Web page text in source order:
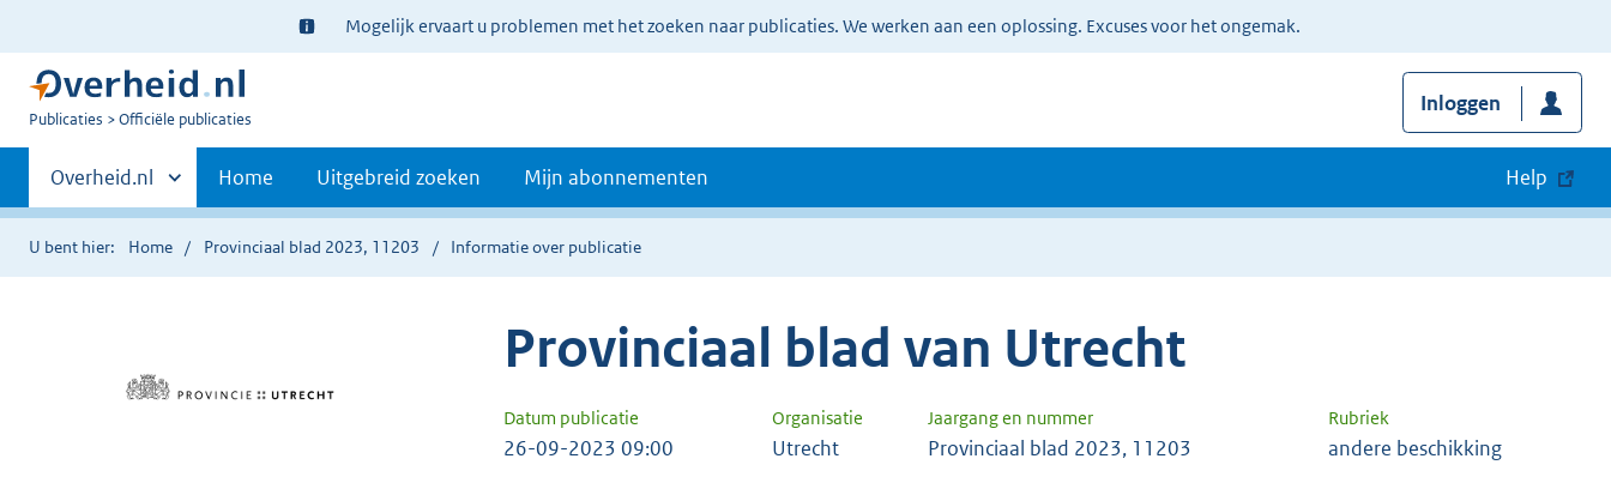
Ter
informatie:
Mogelijk ervaart u problemen met het zoeken naar publicaties. We werken aan een oplossing. Excuses voor het ongemak.
U
Publicaties Officiële publicaties
Inloggen
Primaire
navigatie
Andere
sites
binnen
Overheid.nl Home Uitgebreid zoeken Mijn abonnementen Help
U bent hier: Home Provinciaal blad 2023, 11203 Informatie over publicatie
Provinciaal blad van Utrecht
Datum publicatie Organisatie Jaargang en nummer Rubriek
26-09-2023 09:00 Utrecht Provinciaal blad 2023, 11203 andere beschikking